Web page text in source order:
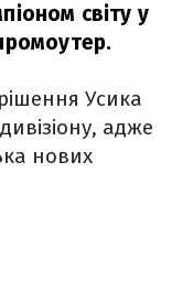
світу у
Усика
адже
нових